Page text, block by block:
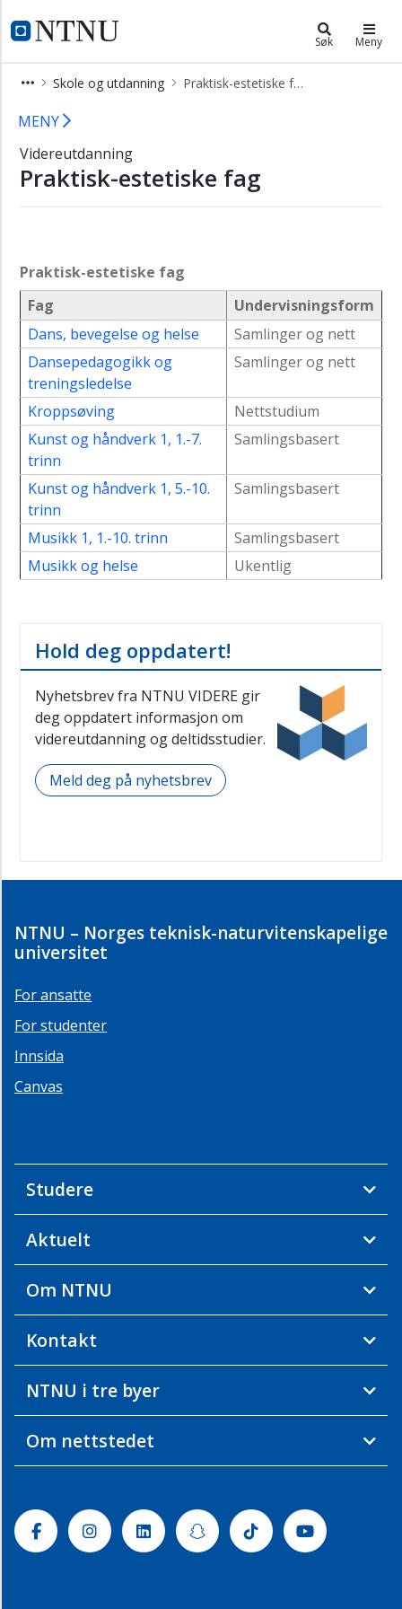
NTNU Hjemmeside
Videreutdanning og deltidsstudier
Søk Meny
Skole og utdanning Praktisk-estetiske fag
Praktisk-estetiske fag -
×
MENY
Videreutdanning
Praktisk-estetiske fag
Praktisk-estetiske fag
Fag
Undervisningsform
Dans, bevegelse og helse
Samlinger og nett
Dansepedagogikk og
treningsledelse
Samlinger og nett
Kroppsøving
Nettstudium
Kunst og håndverk 1, 1.-7.
trinn
Samlingsbasert
Kunst og håndverk 1, 5.-10.
trinn
Samlingsbasert
Musikk 1, 1.-10. trinn
Samlingsbasert
Musikk og helse
Ukentlig
Hold deg oppdatert!
Nyhetsbrev fra NTNU VIDERE gir
deg oppdatert informasjon om
videreutdanning og deltidsstudier.
Meld deg på nyhetsbrev
NTNU – Norges teknisk-naturvitenskapelige
universitet
For ansatte
For studenter
Innsida
Canvas
Studere
Aktuelt
Om NTNU
Kontakt
NTNU i tre byer
Om nettstedet
FacebookInstagramLinkedinSnapchatTiktok Youtube